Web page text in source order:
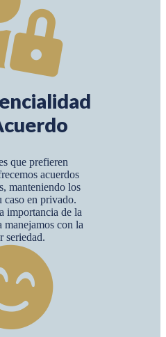
que prefieren
acuerdos
manteniendo los
caso en privado.
importancia de la
con la
seriedad.